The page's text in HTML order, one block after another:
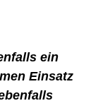
ein
Einsatz